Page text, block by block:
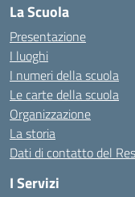
La Scuola
Presentazione
I luoghi
I numeri della scuola
Le carte della scuola
Organizzazione
La storia
Dati di contatto del
I Servizi